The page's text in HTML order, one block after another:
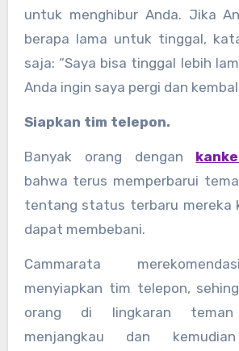
untuk menghibur Anda. Jika
berapa lama untuk tinggal,
saja: “Saya bisa tinggal lebih
Anda ingin saya pergi dan
Siapkan tim telepon.
Banyak orang dengan
bahwa terus memperbarui
tentang status terbaru mereka
dapat membebani.
Cammarata
menyiapkan tim telepon,
orang di lingkaran
menjangkau dan